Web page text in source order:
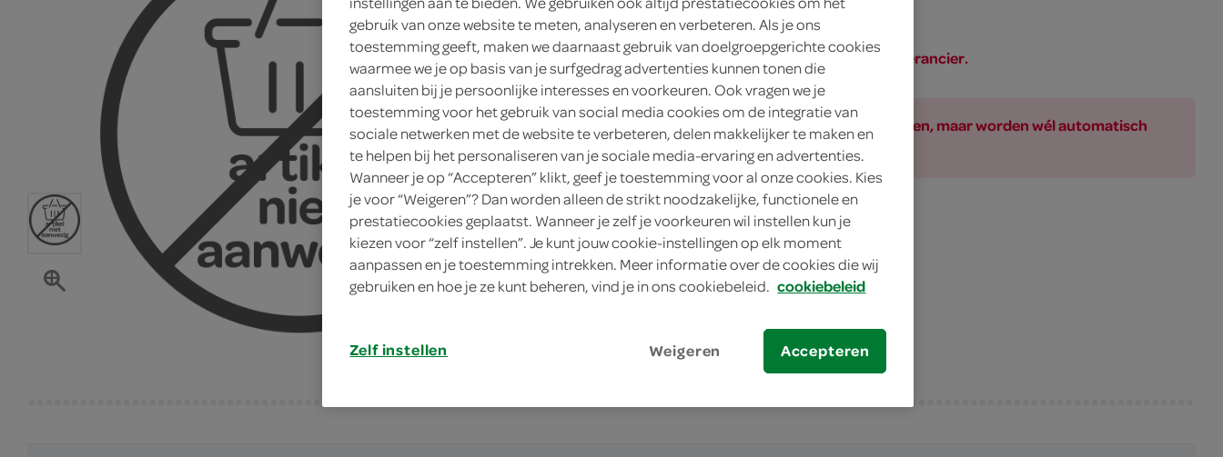
450 Gram
Dit product is niet meer leverbaar vanuit SPAR of de leverancier.
Let op: aanbiedingen zijn niet zichtbaar bij de producten, maar worden wél automatisch
verwerkt in de winkelmand.
prettig gestoorde pasta pesto met kippendij
gewoon echt lekker!
geschikt voor in de magnetron, oven en airfryer
gebruik van onze website te meten, analyseren en verbeteren. Als je ons
toestemming geeft, maken we daarnaast gebruik van doelgroepgerichte cookies
waarmee we je op basis van je surfgedrag advertenties kunnen tonen die
aansluiten bij je persoonlijke interesses en voorkeuren. Ook vragen we je
toestemming voor het gebruik van social media cookies om de integratie van
sociale netwerken met de website te verbeteren, delen makkelijker te maken en
te helpen bij het personaliseren van je sociale media-ervaring en advertenties.
Wanneer je op “Accepteren” klikt, geef je toestemming voor al onze cookies. Kies
je voor “Weigeren”? Dan worden alleen de strikt noodzakelijke, functionele en
prestatiecookies geplaatst. Wanneer je zelf je voorkeuren wil instellen kun je
kiezen voor “zelf instellen”. Je kunt jouw cookie-instellingen op elk moment
aanpassen en je toestemming intrekken. Meer informatie over de cookies die wij
gebruiken en hoe je ze kunt beheren, vind je in ons cookiebeleid. cookiebeleid
Zelf instellen Weigeren Accepteren